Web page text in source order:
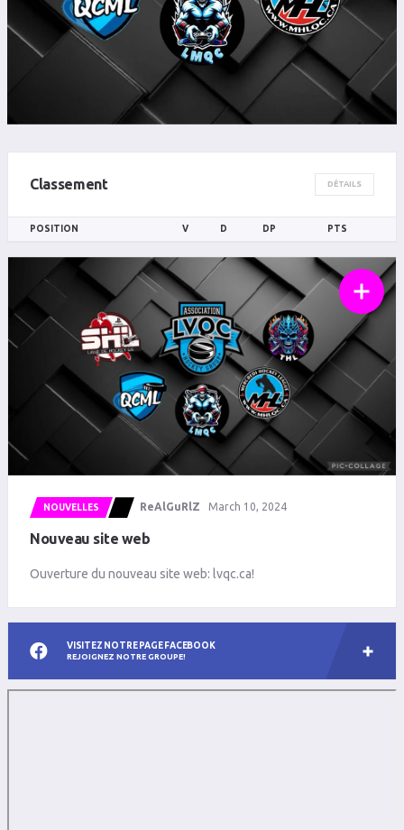
Classement DÉTAILS
POSITION V D DP PTS
NOUVELLES ReAlGuRlZ March 10, 2024
Nouveau site web
Ouverture du nouveau site web: lvqc.ca!
VISITEZ NOTRE PAGE FACEBOOK
REJOIGNEZ NOTRE GROUPE!